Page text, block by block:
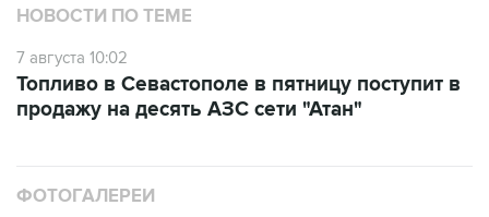
7 августа 10:02
продажу на десять АЗС сети "Атан"